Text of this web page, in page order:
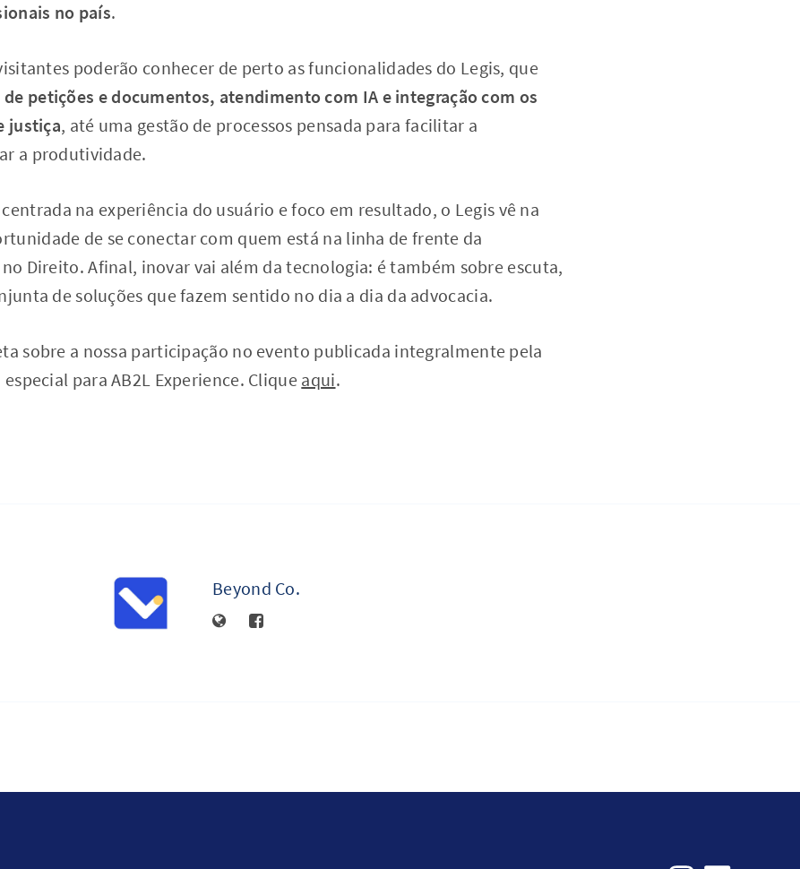
no país.
poderão conhecer de perto as funcionalidades do Legis, que
petições e documentos, atendimento com IA e integração com os
justiça, até uma gestão de processos pensada para facilitar a
a produtividade.
na experiência do usuário e foco em resultado, o Legis vê na
de se conectar com quem está na linha de frente da
Direito. Afinal, inovar vai além da tecnologia: é também sobre escuta,
de soluções que fazem sentido no dia a dia da advocacia.
sobre a nossa participação no evento publicada integralmente pela
para AB2L Experience. Clique aqui.
Beyond Co.